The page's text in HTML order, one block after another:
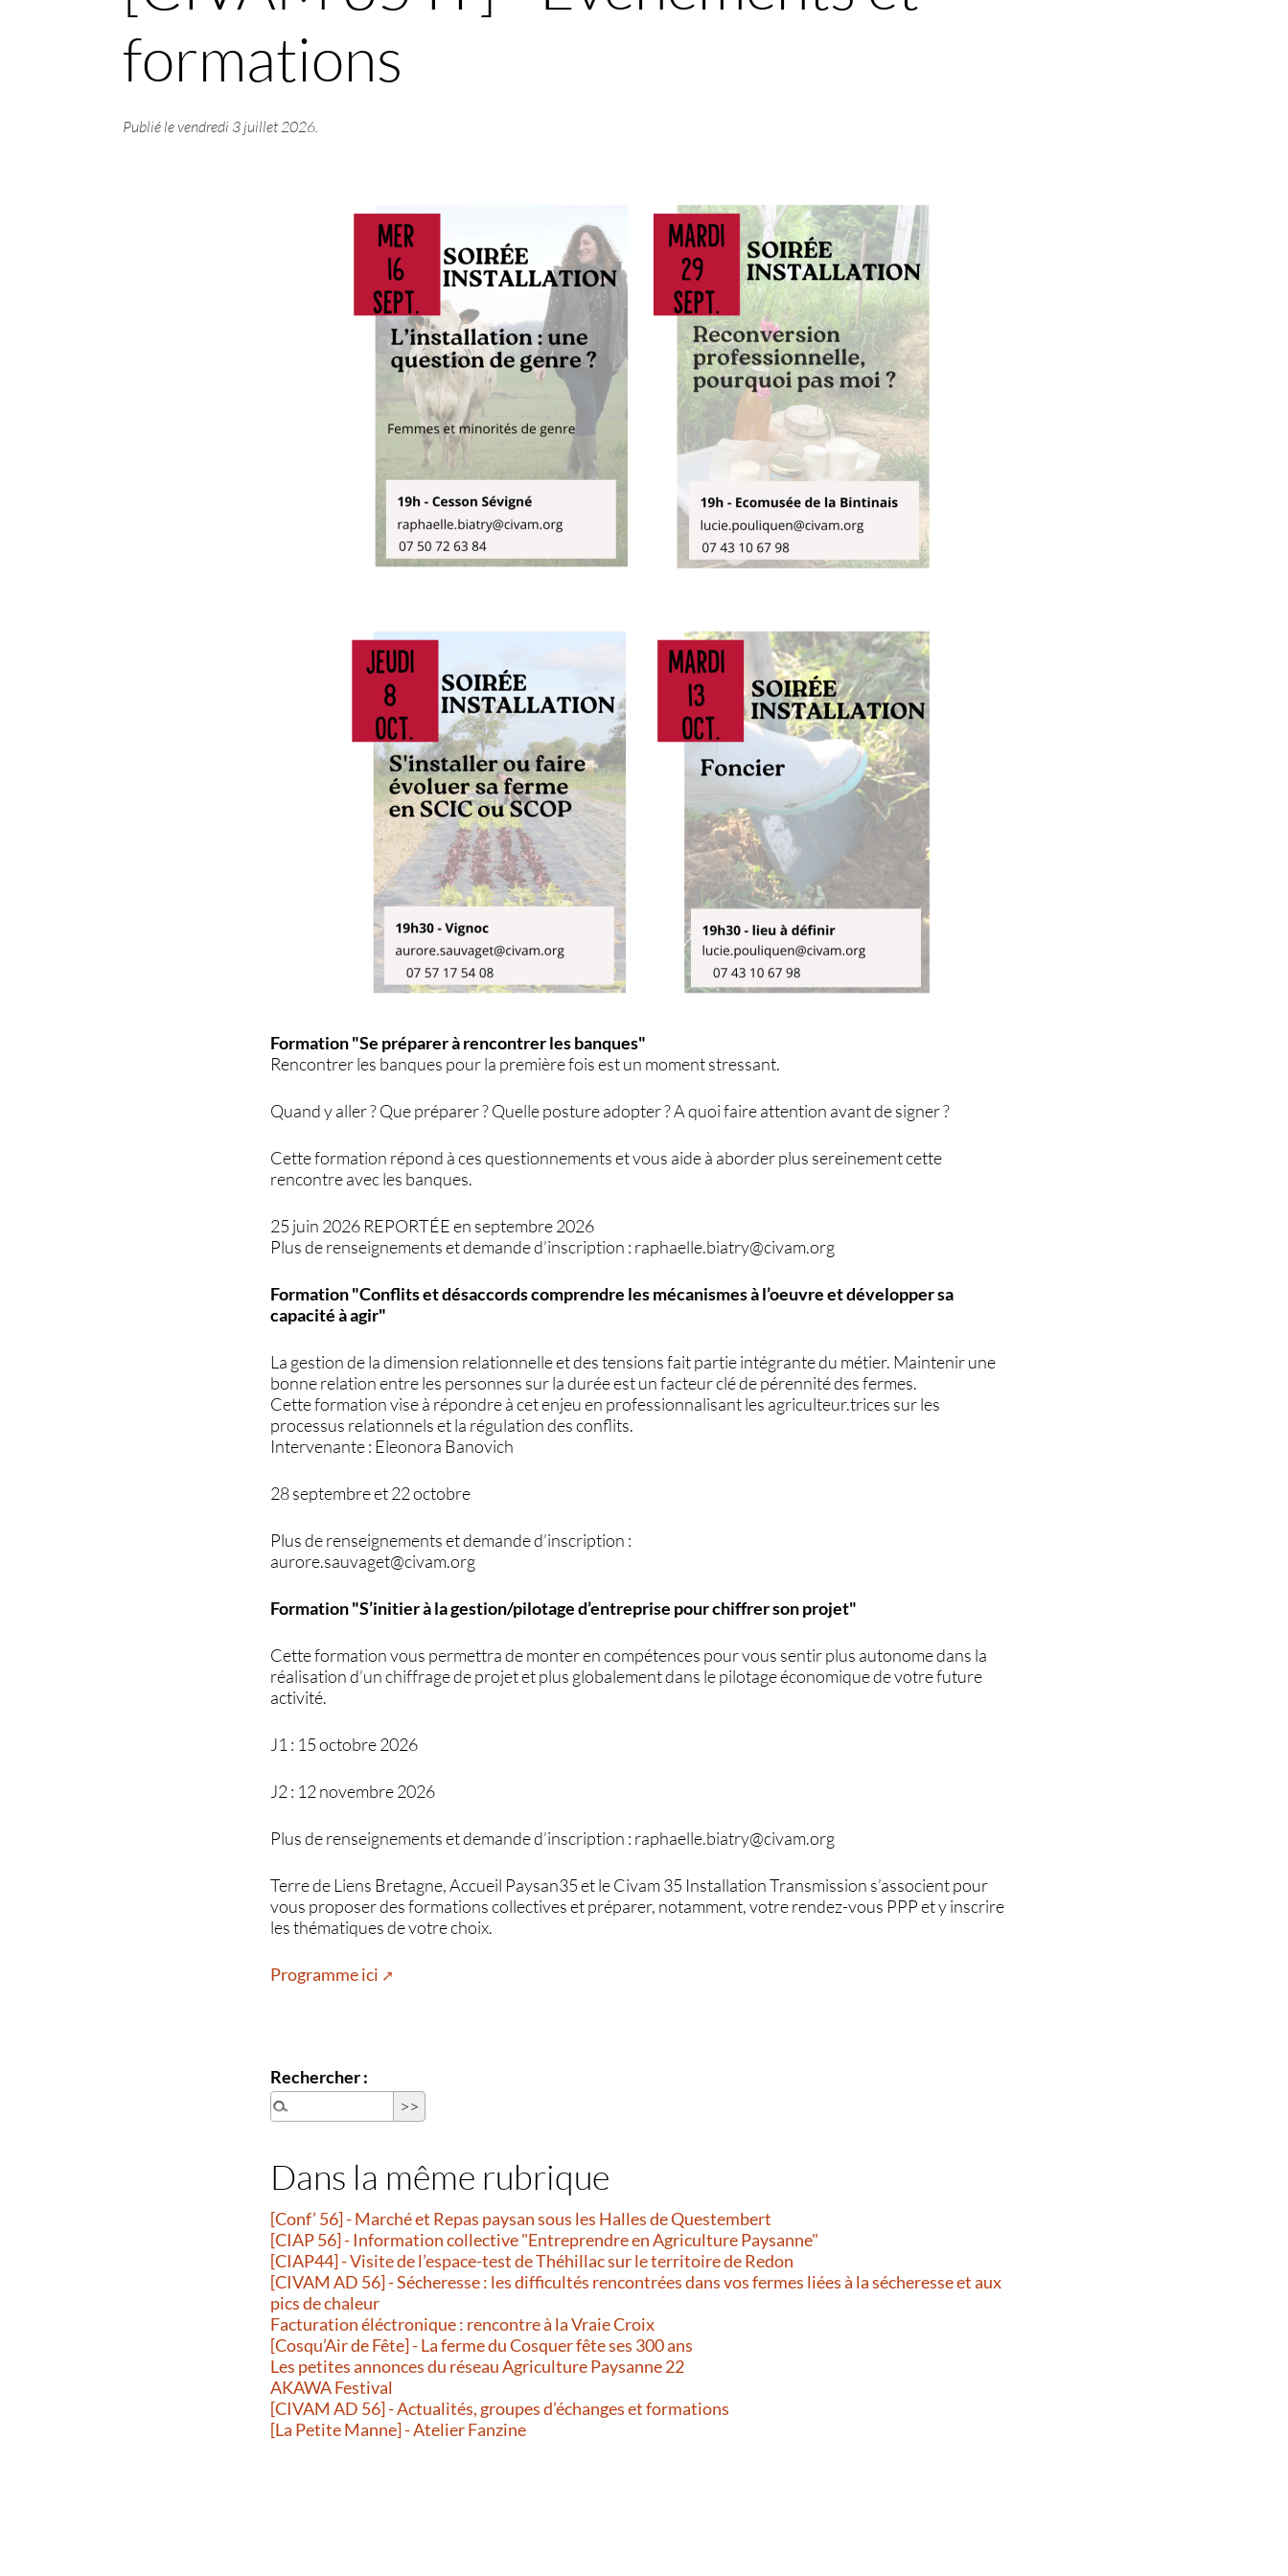
formations
Publié levendredi 3 juillet 2026.
Formation "Se préparer à rencontrer les banques"
Rencontrer les banques pour la première fois est un moment stressant.
Quand y aller ? Que préparer ? Quelle posture adopter ? A quoi faire attention avant de signer ?
Cette formation répond à ces questionnements et vous aide à aborder plus sereinement cette
rencontre avec les banques.
25 juin 2026 REPORTÉE en septembre 2026
Plus de renseignements et demande d’inscription : raphaelle.biatry@civam.org
Formation "Conflits et désaccords comprendre les mécanismes à l’oeuvre et développer sa
capacité à agir"
La gestion de la dimension relationnelle et des tensions fait partie intégrante du métier. Maintenir une
bonne relation entre les personnes sur la durée est un facteur clé de pérennité des fermes.
Cette formation vise à répondre à cet enjeu en professionnalisant les agriculteur.trices sur les
processus relationnels et la régulation des conflits.
Intervenante : Eleonora Banovich
28 septembre et 22 octobre
Plus de renseignements et demande d’inscription :
aurore.sauvaget@civam.org
Formation "S’initier à la gestion/pilotage d’entreprise pour chiffrer son projet"
Cette formation vous permettra de monter en compétences pour vous sentir plus autonome dans la
réalisation d’un chiffrage de projet et plus globalement dans le pilotage économique de votre future
activité.
J1 : 15 octobre 2026
J2 : 12 novembre 2026
Plus de renseignements et demande d’inscription : raphaelle.biatry@civam.org
Terre de Liens Bretagne, Accueil Paysan35 et le Civam 35 Installation Transmission s’associent pour
vous proposer des formations collectives et préparer, notamment, votre rendez-vous PPP et y inscrire
les thématiques de votre choix.
Programme ici
Rechercher :
Dans la même rubrique
[Conf’ 56] - Marché et Repas paysan sous les Halles de Questembert
[CIAP 56] - Information collective "Entreprendre en Agriculture Paysanne"
[CIAP44] - Visite de l’espace-test de Théhillac sur le territoire de Redon
[CIVAM AD 56] - Sécheresse : les difficultés rencontrées dans vos fermes liées à la sécheresse et aux
pics de chaleur
Facturation éléctronique : rencontre à la Vraie Croix
[Cosqu’Air de Fête] - La ferme du Cosquer fête ses 300 ans
Les petites annonces du réseau Agriculture Paysanne 22
AKAWA Festival
[CIVAM AD 56] - Actualités, groupes d’échanges et formations
[La Petite Manne] - Atelier Fanzine